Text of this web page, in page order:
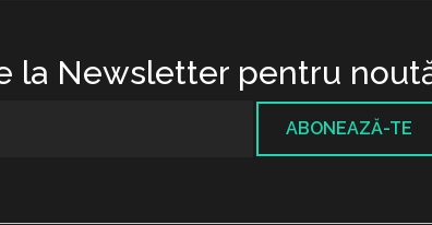
la Newsletter pentru
ABONEAZĂ-TE